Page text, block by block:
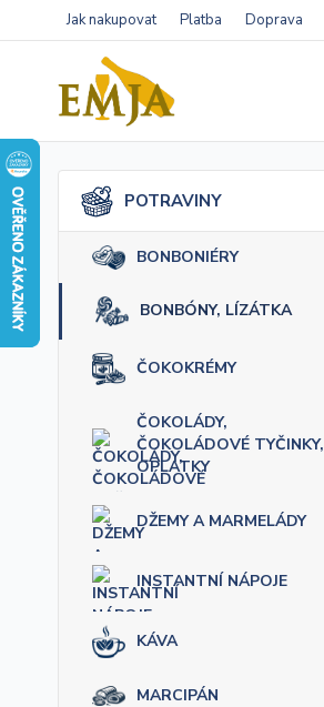
Jak nakupovat Platba Doprava
POTRAVINY
BONBONIÉRY
BONBÓNY, LÍZÁTKA
ČOKOKRÉMY
ČOKOLÁDY,
ČOKOLÁDOVÉ TYČINKY,
OPLATKY
DŽEMY A MARMELÁDY
INSTANTNÍ NÁPOJE
KÁVA
MARCIPÁN